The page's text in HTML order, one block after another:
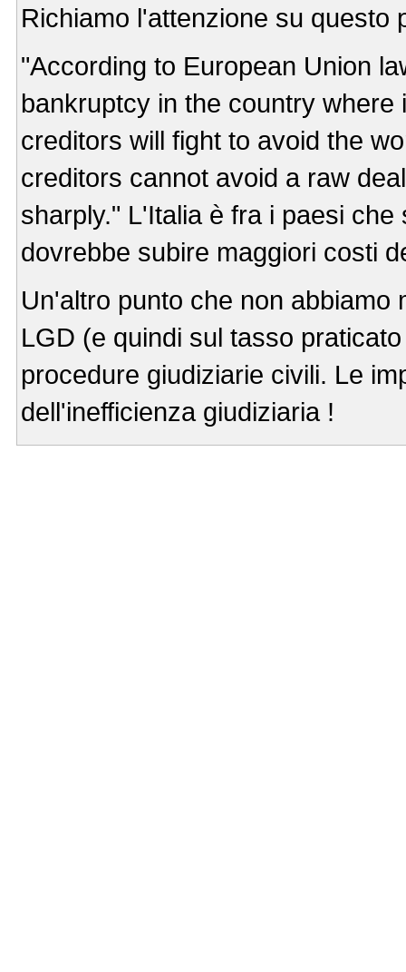
Richiamo l'attenzione su questo
"According to European Union
bankruptcy in the country
creditors will fight to avoid the
creditors cannot avoid a raw
sharply." L'Italia è fra i paesi
dovrebbe subire maggiori costi
Un'altro punto che non abbiamo
LGD (e quindi sul tasso
procedure giudiziarie civili. Le
dell'inefficienza giudiziaria !